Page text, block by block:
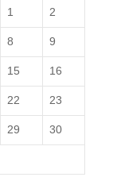
1 2
8 9
15 16
22 23
29 30